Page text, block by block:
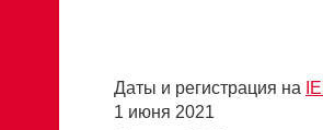
Даты и регистрация на
1 июня 2021